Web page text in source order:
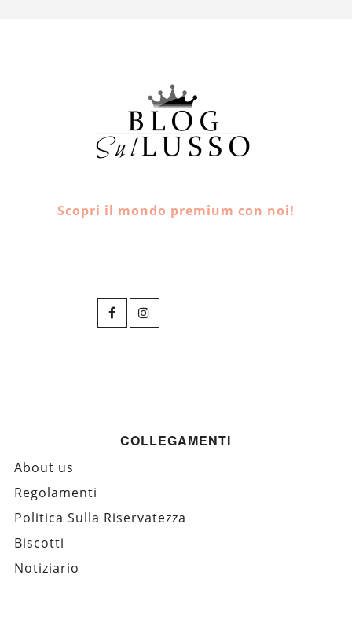
Scopri il mondo premium con noi!
COLLEGAMENTI
About us
Regolamenti
Politica Sulla Riservatezza
Biscotti
Notiziario